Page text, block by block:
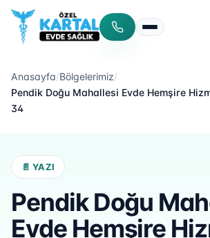
Menüyü aç/kapat
Anasayfa/Bölgelerimiz/
Pendik Doğu Mahallesi Evde Hemşire
34
📄 YAZI
Pendik Doğu
Evde Hemşire